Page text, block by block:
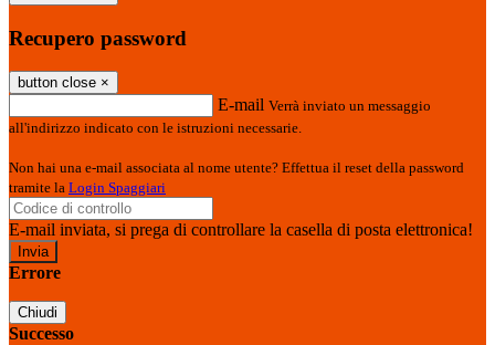
Recupero password
button close ×
E-mail Verrà inviato un messaggio
all'indirizzo indicato con le istruzioni necessarie.
Non hai una e-mail associata al nome utente? Effettua il reset della password
tramite la Login Spaggiari
E-mail inviata, si prega di controllare la casella di posta elettronica!
Errore
Chiudi
Successo